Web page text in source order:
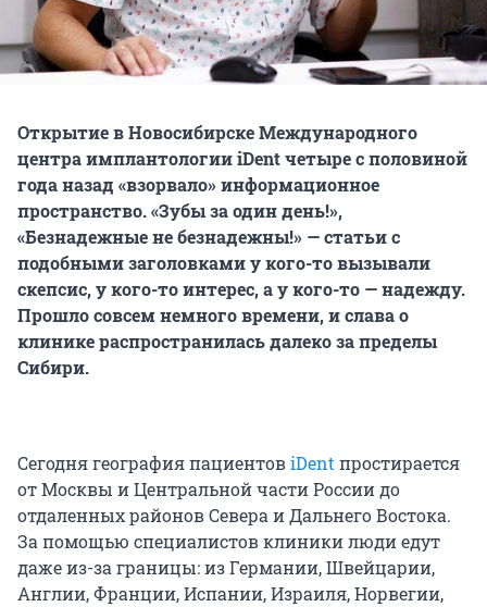
Открытие в Новосибирске Международного
центра имплантологии iDent четыре с половиной
года назад «взорвало» информационное
пространство. «Зубы за один день!»,
«Безнадежные не безнадежны!» — статьи с
подобными заголовками у кого-то вызывали
скепсис, у кого-то интерес, а у кого-то — надежду.
Прошло совсем немного времени, и слава о
клинике распространилась далеко за пределы
Сибири.
Сегодня география пациентовiDent простирается
от Москвы и Центральной части России до
отдаленных районов Севера и Дальнего Востока.
За помощью специалистов клиники люди едут
даже из-за границы: из Германии, Швейцарии,
Англии, Франции, Испании, Израиля, Норвегии,